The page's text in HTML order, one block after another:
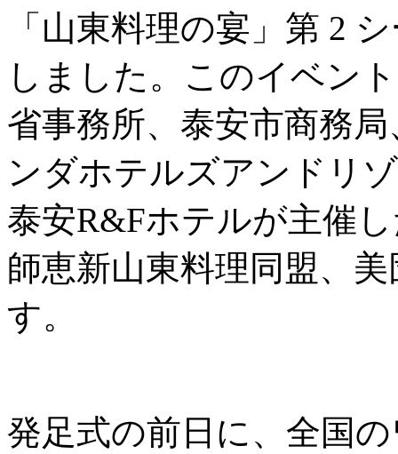
「山東料理の宴」第 2
しました。このイベン
省事務所、泰安市商務
ンダホテルズアンドリ
泰安R&Fホテルが主催
師恵新山東料理同盟、
す。
発足式の前日に、全国